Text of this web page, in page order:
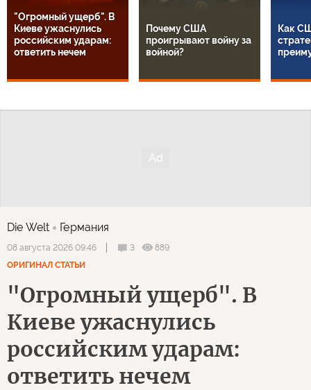
"Огромный ущерб". В
Киеве ужаснулись
российским ударам:
ответить нечем
Почему США
проигрывают войну за
войной?
Как
Die Welt Германия
08 августа 2026 09:46 3
889
ОРИГИНАЛ СТАТЬИ
"Огромный ущерб". В
Киеве ужаснулись
российским ударам:
ответить нечем